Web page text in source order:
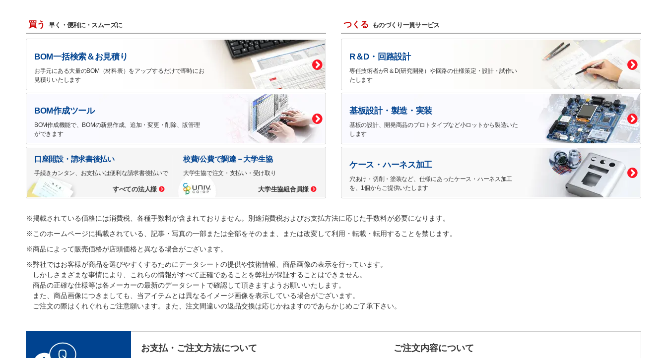
買う 早く・便利に・スムーズに
BOM一括検索＆お見積り
お手元にある大量のBOM（材料表）をアップするだけで即時にお
見積りいたします
BOM作成ツール
BOM作成機能で、BOMの新規作成、追加・変更・削除、版管理
ができます
口座開設・請求書後払い
手続きカンタン、お支払いは便利な請求書後払いで
すべての法人様
校費/公費で調達－大学生協
大学生協で注文・支払い・受け取り
大学生協組合員様
つくる ものづくり一貫サービス
R＆D・回路設計
専任技術者がR＆D(研究開発）や回路の仕様策定・設計・試作い
たします
基板設計・製造・実装
基板の設計、開発商品のプロトタイプなど小ロットから製造いた
します
ケース・ハーネス加工
穴あけ・切削・塗装など、仕様にあったケース・ハーネス加工
を、1個からご提供いたします
※掲載されている価格には消費税、各種手数料が含まれておりません。別途消費税およびお支払方法に応じた手数料が必要になります。
※このホームページに掲載されている、記事・写真の一部または全部をそのまま、または改変して利用・転載・転用することを禁じます。
※商品によって販売価格が店頭価格と異なる場合がございます。
※弊社ではお客様が商品を選びやすくするためにデータシートの提供や技術情報、商品画像の表示を行っています。
しかしさまざまな事情により、これらの情報がすべて正確であることを弊社が保証することはできません。
商品の正確な仕様等は各メーカーの最新のデータシートで確認して頂きますようお願いいたします。
また、商品画像につきましても、当アイテムとは異なるイメージ画像を表示している場合がございます。
ご注文の際はくれぐれもご注意願います。また、注文間違いの返品交換は応じかねますのであらかじめご了承下さい。
お支払・ご注文方法について ご注文内容について